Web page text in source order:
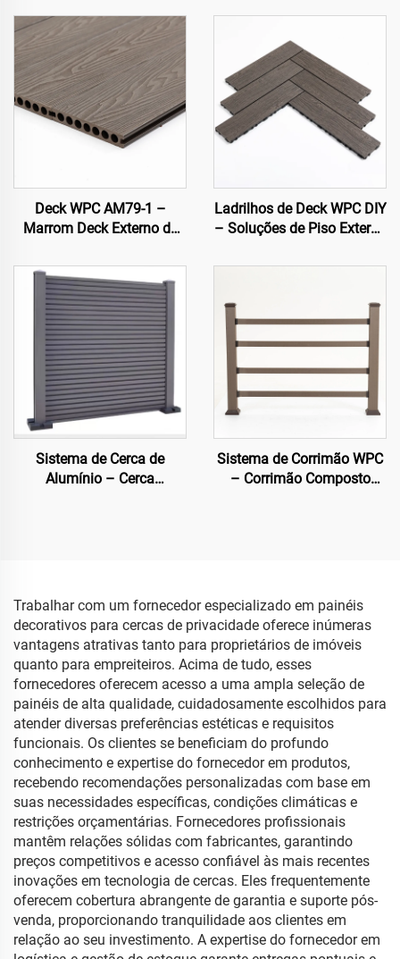
Deck WPC AM79-1 –
Marrom Deck Externo de
Baixa Manutenção
Ladrilhos de Deck WPC DIY
– Soluções de Piso Externo
Sistema de Cerca de
Alumínio – Cerca
Sistema de Corrimão WPC
– Corrimão Composto
Trabalhar com um fornecedor especializado em painéis
decorativos para cercas de privacidade oferece inúmeras
vantagens atrativas tanto para proprietários de imóveis
quanto para empreiteiros. Acima de tudo, esses
fornecedores oferecem acesso a uma ampla seleção de
painéis de alta qualidade, cuidadosamente escolhidos para
atender diversas preferências estéticas e requisitos
funcionais. Os clientes se beneficiam do profundo
conhecimento e expertise do fornecedor em produtos,
recebendo recomendações personalizadas com base em
suas necessidades específicas, condições climáticas e
restrições orçamentárias. Fornecedores profissionais
mantêm relações sólidas com fabricantes, garantindo
preços competitivos e acesso confiável às mais recentes
inovações em tecnologia de cercas. Eles frequentemente
oferecem cobertura abrangente de garantia e suporte pós-
venda, proporcionando tranquilidade aos clientes em
relação ao seu investimento. A expertise do fornecedor em